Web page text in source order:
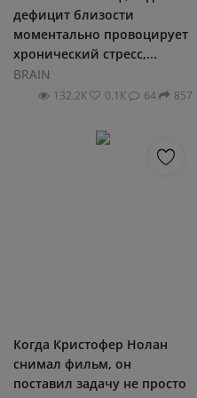
дефицит близости
моментально провоцирует
хронический стресс,...
BRAIN
132.2К 0.1К 64 857
Когда Кристофер Нолан
снимал фильм, он
поставил задачу не просто